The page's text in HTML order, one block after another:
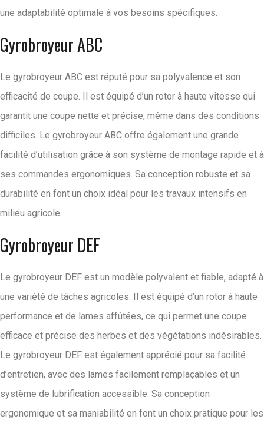
une adaptabilité optimale à vos besoins spécifiques.
Gyrobroyeur ABC
Le gyrobroyeur ABC est réputé pour sa polyvalence et son
efficacité de coupe. Il est équipé d’un rotor à haute vitesse qui
garantit une coupe nette et précise, même dans des conditions
difficiles. Le gyrobroyeur ABC offre également une grande
facilité d’utilisation grâce à son système de montage rapide et à
ses commandes ergonomiques. Sa conception robuste et sa
durabilité en font un choix idéal pour les travaux intensifs en
milieu agricole.
Gyrobroyeur DEF
Le gyrobroyeur DEF est un modèle polyvalent et fiable, adapté à
une variété de tâches agricoles. Il est équipé d’un rotor à haute
performance et de lames affûtées, ce qui permet une coupe
efficace et précise des herbes et des végétations indésirables.
Le gyrobroyeur DEF est également apprécié pour sa facilité
d’entretien, avec des lames facilement remplaçables et un
système de lubrification accessible. Sa conception
ergonomique et sa maniabilité en font un choix pratique pour les